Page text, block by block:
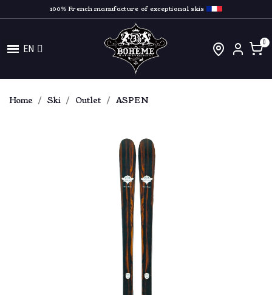
100% French manufacture of exceptional skis
EN
Home Ski Outlet ASPEN